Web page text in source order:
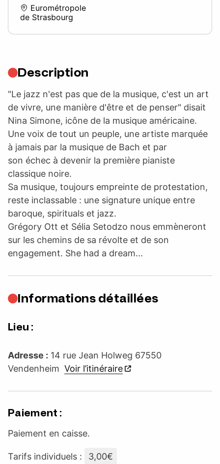
Eurométropole
de Strasbourg
Description
"Le jazz n'est pas que de la musique, c'est un art
de vivre, une manière d'être et de penser" disait
Nina Simone, icône de la musique américaine.
Une voix de tout un peuple, une artiste marquée
à jamais par la musique de Bach et par
son échec à devenir la première pianiste
classique noire.
Sa musique, toujours empreinte de protestation,
reste inclassable : une signature unique entre
baroque, spirituals et jazz.
Grégory Ott et Sélia Setodzo nous emmèneront
sur les chemins de sa révolte et de son
engagement. She had a dream...
Informations détaillées
Lieu :
Adresse : 14 rue Jean Holweg 67550
Vendenheim Voir l’itinéraire
Paiement :
Paiement en caisse.
Tarifs individuels : 3,00€